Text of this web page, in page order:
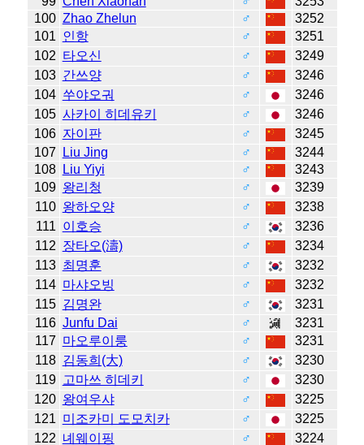
100 Zhao Zhelun ♂
3252
101 인항 ♂
3251
102 타오신 ♂
3249
103 간쓰양 ♂
3246
104 쑤야오궈 ♂
3246
105 사카이 히데유키 ♂
3246
106 자이판 ♂
3245
107
Liu Jing ♂
3244
108
Liu Yiyi ♂
3243
109 왕리청 ♂
3239
110 왕하오양 ♂
3238
111 이호승 ♂
3236
112 장타오(濤) ♂
3234
113 최명훈 ♂
3232
114 마샤오빙 ♂
3232
115 김명완 ♂
3231
116 Junfu Dai ♂
3231
117 마오루이룽 ♂
3231
118 김동희(大) ♂
3230
119 고마쓰 히데키 ♂
3230
120 왕여우샤 ♂
3225
121 미조카미 도모치카 ♂
3225
122 녜웨이핑 ♂ 3224